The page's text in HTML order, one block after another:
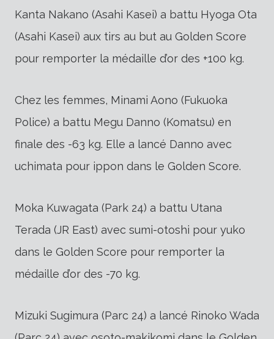
Kanta Nakano (Asahi Kasei) a battu Hyoga Ota
(Asahi Kasei) aux tirs au but au Golden Score
pour remporter la médaille d’or des +100 kg.
Chez les femmes, Minami Aono (Fukuoka
Police) a battu Megu Danno (Komatsu) en
finale des -63 kg. Elle a lancé Danno avec
uchimata pour ippon dans le Golden Score.
Moka Kuwagata (Park 24) a battu Utana
Terada (JR East) avec sumi-otoshi pour yuko
dans le Golden Score pour remporter la
médaille d’or des -70 kg.
Mizuki Sugimura (Parc 24) a lancé Rinoko Wada